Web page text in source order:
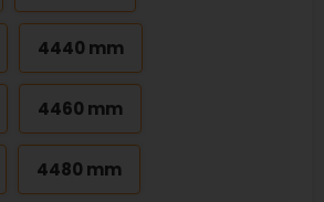
4440 mm
4460 mm
4480 mm